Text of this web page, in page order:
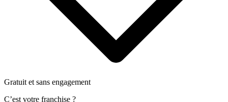
Gratuit et sans engagement
C’est votre franchise ?